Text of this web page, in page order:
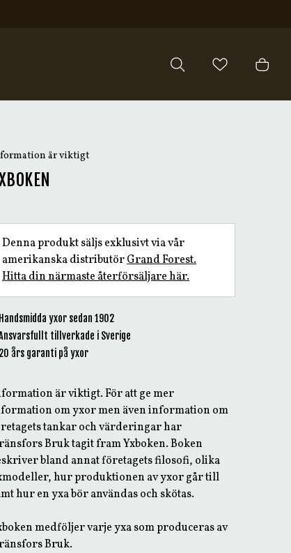
är viktigt
Denna produkt säljs exklusivt via vår
amerikanska distributörGrand Forest.
Hitta din närmaste återförsäljare här.
Handsmidda yxor sedan 1902
tillverkade i Sverige
20 års garanti på yxor
är viktigt. För att ge mer
om yxor men även information om
tankar och värderingar har
Bruk tagit fram Yxboken. Boken
bland annat företagets filosofi, olika
hur produktionen av yxor går till
hur en yxa bör användas och skötas.
medföljer varje yxa som produceras av
Bruk.